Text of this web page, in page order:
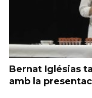
Bernat Iglésias
amb la